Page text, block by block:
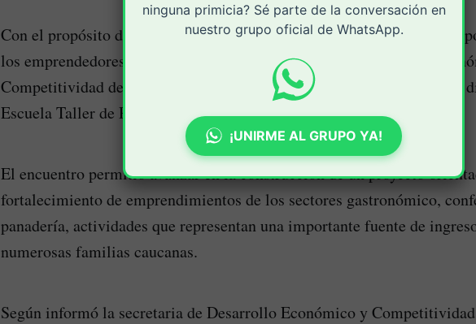
Con el propósito de fortalecer la economía popular y generar nuevas
los emprendedores del departamento, la Secretaría de Desarrollo
Competitividad del Cauca sostuvo una reunión de articulación con las
Escuela Taller de Popayán.
El encuentro permitió avanzar en la construcción de un proyecto
fortalecimiento de emprendimientos de los sectores gastronómico,
panadería, actividades que representan una importante fuente de
numerosas familias caucanas.
Según informó la secretaria de Desarrollo Económico y
ninguna primicia? Sé parte de la conversación en
nuestro grupo oficial de WhatsApp.
¡UNIRME AL GRUPO YA!